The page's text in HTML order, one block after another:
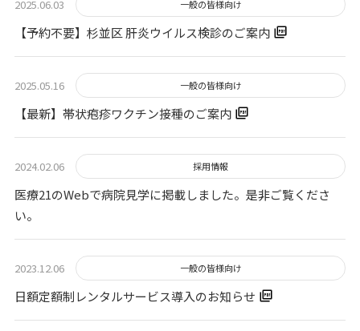
2025.06.03 一般の皆様向け
【予約不要】杉並区 肝炎ウイルス検診のご案内
2025.05.16 一般の皆様向け
【最新】帯状疱疹ワクチン接種のご案内
2024.02.06 採用情報
医療21のWebで病院見学に掲載しました。是非ご覧くださ
い。
2023.12.06 一般の皆様向け
日額定額制レンタルサービス導入のお知らせ